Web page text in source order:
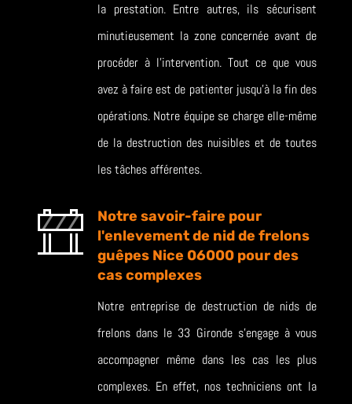
la prestation. Entre autres, ils sécurisent
minutieusement la zone concernée avant de
procéder à l’intervention. Tout ce que vous
avez à faire est de patienter jusqu’à la fin des
opérations. Notre équipe se charge elle-même
de la destruction des nuisibles et de toutes
les tâches afférentes.
Notre savoir-faire pour
l'enlevement de nid de frelons
guêpes Nice 06000 pour des
cas complexes
Notre entreprise de destruction de nids de
frelons dans le 33 Gironde s’engage à vous
accompagner même dans les cas les plus
complexes. En effet, nos techniciens ont la